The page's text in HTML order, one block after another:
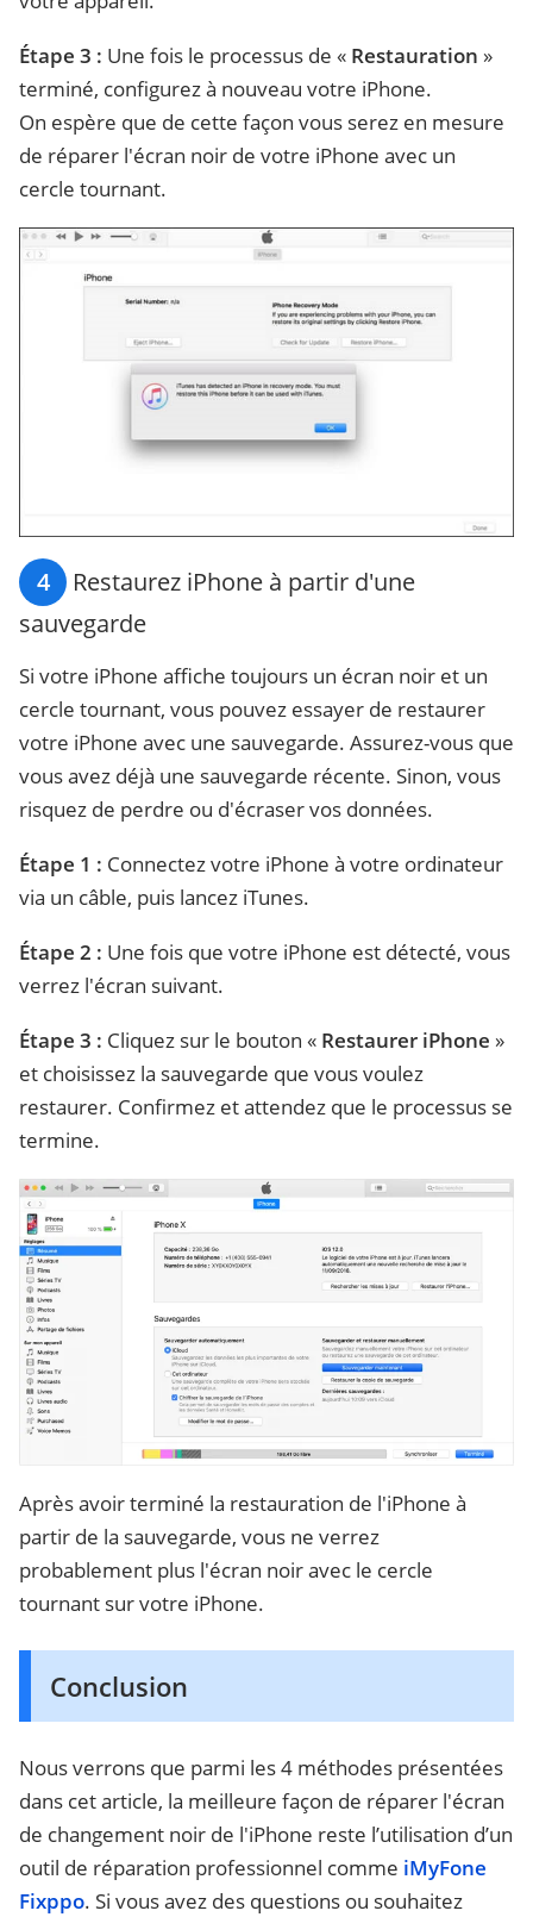
Étape 3 : Une fois le processus de « Restauration »
terminé, configurez à nouveau votre iPhone.
On espère que de cette façon vous serez en mesure
de réparer l'écran noir de votre iPhone avec un
cercle tournant.
4
Restaurez iPhone à partir d'une
sauvegarde
Si votre iPhone affiche toujours un écran noir et un
cercle tournant, vous pouvez essayer de restaurer
votre iPhone avec une sauvegarde. Assurez-vous que
vous avez déjà une sauvegarde récente. Sinon, vous
risquez de perdre ou d'écraser vos données.
Étape 1 : Connectez votre iPhone à votre ordinateur
via un câble, puis lancez iTunes.
Étape 2 : Une fois que votre iPhone est détecté, vous
verrez l'écran suivant.
Étape 3 : Cliquez sur le bouton « Restaurer iPhone »
et choisissez la sauvegarde que vous voulez
restaurer. Confirmez et attendez que le processus se
termine.
Après avoir terminé la restauration de l'iPhone à
partir de la sauvegarde, vous ne verrez
probablement plus l'écran noir avec le cercle
tournant sur votre iPhone.
Conclusion
Nous verrons que parmi les 4 méthodes présentées
dans cet article, la meilleure façon de réparer l'écran
de changement noir de l'iPhone reste l’utilisation d’un
outil de réparation professionnel comme iMyFone
Fixppo. Si vous avez des questions ou souhaitez